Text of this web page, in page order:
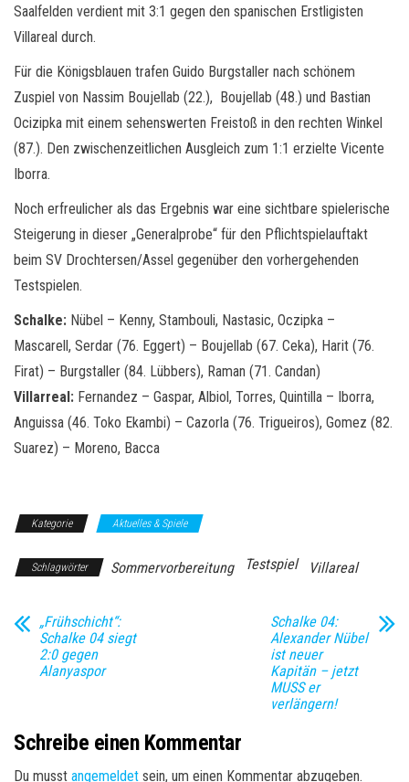
Saalfelden verdient mit 3:1 gegen den spanischen Erstligisten
Villareal durch.
Für die Königsblauen trafen Guido Burgstaller nach schönem
Zuspiel von Nassim Boujellab (22.), Boujellab (48.) und Bastian
Ocizipka mit einem sehenswerten Freistoß in den rechten Winkel
(87.). Den zwischenzeitlichen Ausgleich zum 1:1 erzielte Vicente
Iborra.
Noch erfreulicher als das Ergebnis war eine sichtbare spielerische
Steigerung in dieser „Generalprobe“ für den Pflichtspielauftakt
beim SV Drochtersen/Assel gegenüber den vorhergehenden
Testspielen.
Schalke: Nübel – Kenny, Stambouli, Nastasic, Oczipka –
Mascarell, Serdar (76. Eggert) – Boujellab (67. Ceka), Harit (76.
Firat) – Burgstaller (84. Lübbers), Raman (71. Candan)
Villarreal: Fernandez – Gaspar, Albiol, Torres, Quintilla – Iborra,
Anguissa (46. Toko Ekambi) – Cazorla (76. Trigueiros), Gomez (82.
Suarez) – Moreno, Bacca
Kategorie Aktuelles & Spiele
Schlagwörter Sommervorbereitung Testspiel Villareal
„Frühschicht“:
Schalke 04 siegt
2:0 gegen
Alanyaspor
Schalke 04:
Alexander Nübel
ist neuer
Kapitän – jetzt
MUSS er
verlängern!
Schreibe einen Kommentar
Du musst angemeldet sein, um einen Kommentar abzugeben.